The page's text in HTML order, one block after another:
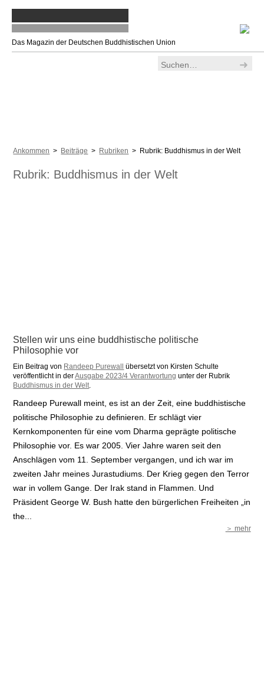
Das Magazin der Deutschen Buddhistischen Union
Ankommen > Beiträge > Rubriken > Rubrik: Buddhismus in der Welt
Rubrik: Buddhismus in der Welt
Stellen wir uns eine buddhistische politische
Philosophie vor
Ein Beitrag von Randeep Purewall
übersetzt von Kirsten Schulte
veröffentlicht in derAusgabe 2023/4 Verantwortung unter der Rubrik
Buddhismus in der Welt.
Randeep Purewall meint, es ist an der Zeit, eine buddhistische
politische Philosophie zu definieren. Er schlägt vier
Kernkomponenten für eine vom Dharma geprägte politische
Philosophie vor. Es war 2005. Vier Jahre waren seit den
Anschlägen vom 11. September vergangen, und ich war im
zweiten Jahr meines Jurastudiums. Der Krieg gegen den Terror
war in vollem Gange. Der Irak stand in Flammen. Und
Präsident George W. Bush hatte den bürgerlichen Freiheiten „in
the...
＞ mehr